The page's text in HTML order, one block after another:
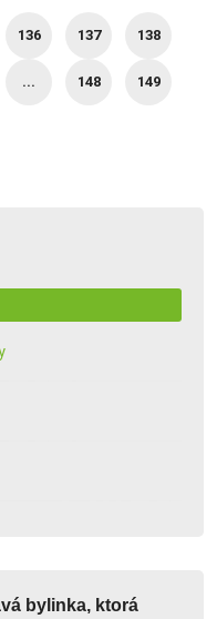
136 137 138
... 148 149
bylinka, ktorá